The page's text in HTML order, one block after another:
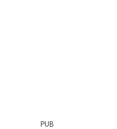
PUB